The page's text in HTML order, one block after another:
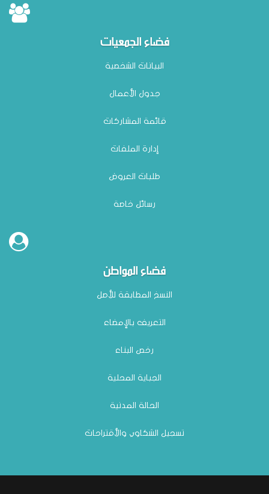
فضاء الجمعيات
البيانات الشخصية
جدول الأعمال
قائمة المشاركات
إدارة الملفات
طلبات العروض
رسائل خاصة
فضاء المواطن
النسخ المطابقة للأصل
التعريف بالإمضاء
رخص البناء
الجباية المحلية
الحالة المدنية
تسجيل الشكاوي والأقتراحات